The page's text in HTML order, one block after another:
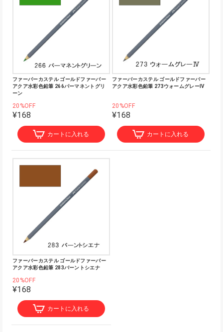
ファーバーカステル ゴールドファーバー
アクア水彩色鉛筆 266パーマネントグリ
ーン
20%OFF
¥168
カートに入れる
ファーバーカステル ゴールドファーバー
アクア水彩色鉛筆 273ウォームグレーⅣ
20%OFF
¥168
カートに入れる
ファーバーカステル ゴールドファーバー
アクア水彩色鉛筆 283バーントシエナ
20%OFF
¥168
カートに入れる